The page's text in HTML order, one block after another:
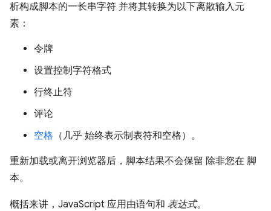
析构成脚本的一长串字符 并将其转换为以下离散输入元
素：
令牌
设置控制字符格式
行终止符
评论
空格 （几乎 始终表示制表符和空格）。
重新加载或离开浏览器后，脚本结果不会保留 除非您在 脚
本。
概括来讲，JavaScript 应用由语句和 表达式。